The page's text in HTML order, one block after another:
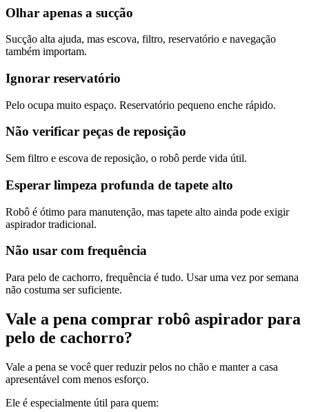
Olhar apenas a sucção
Sucção alta ajuda, mas escova, filtro, reservatório e navegação
também importam.
Ignorar reservatório
Pelo ocupa muito espaço. Reservatório pequeno enche rápido.
Não verificar peças de reposição
Sem filtro e escova de reposição, o robô perde vida útil.
Esperar limpeza profunda de tapete alto
Robô é ótimo para manutenção, mas tapete alto ainda pode exigir
aspirador tradicional.
Não usar com frequência
Para pelo de cachorro, frequência é tudo. Usar uma vez por semana
não costuma ser suficiente.
Vale a pena comprar robô aspirador para
pelo de cachorro?
Vale a pena se você quer reduzir pelos no chão e manter a casa
apresentável com menos esforço.
Ele é especialmente útil para quem: